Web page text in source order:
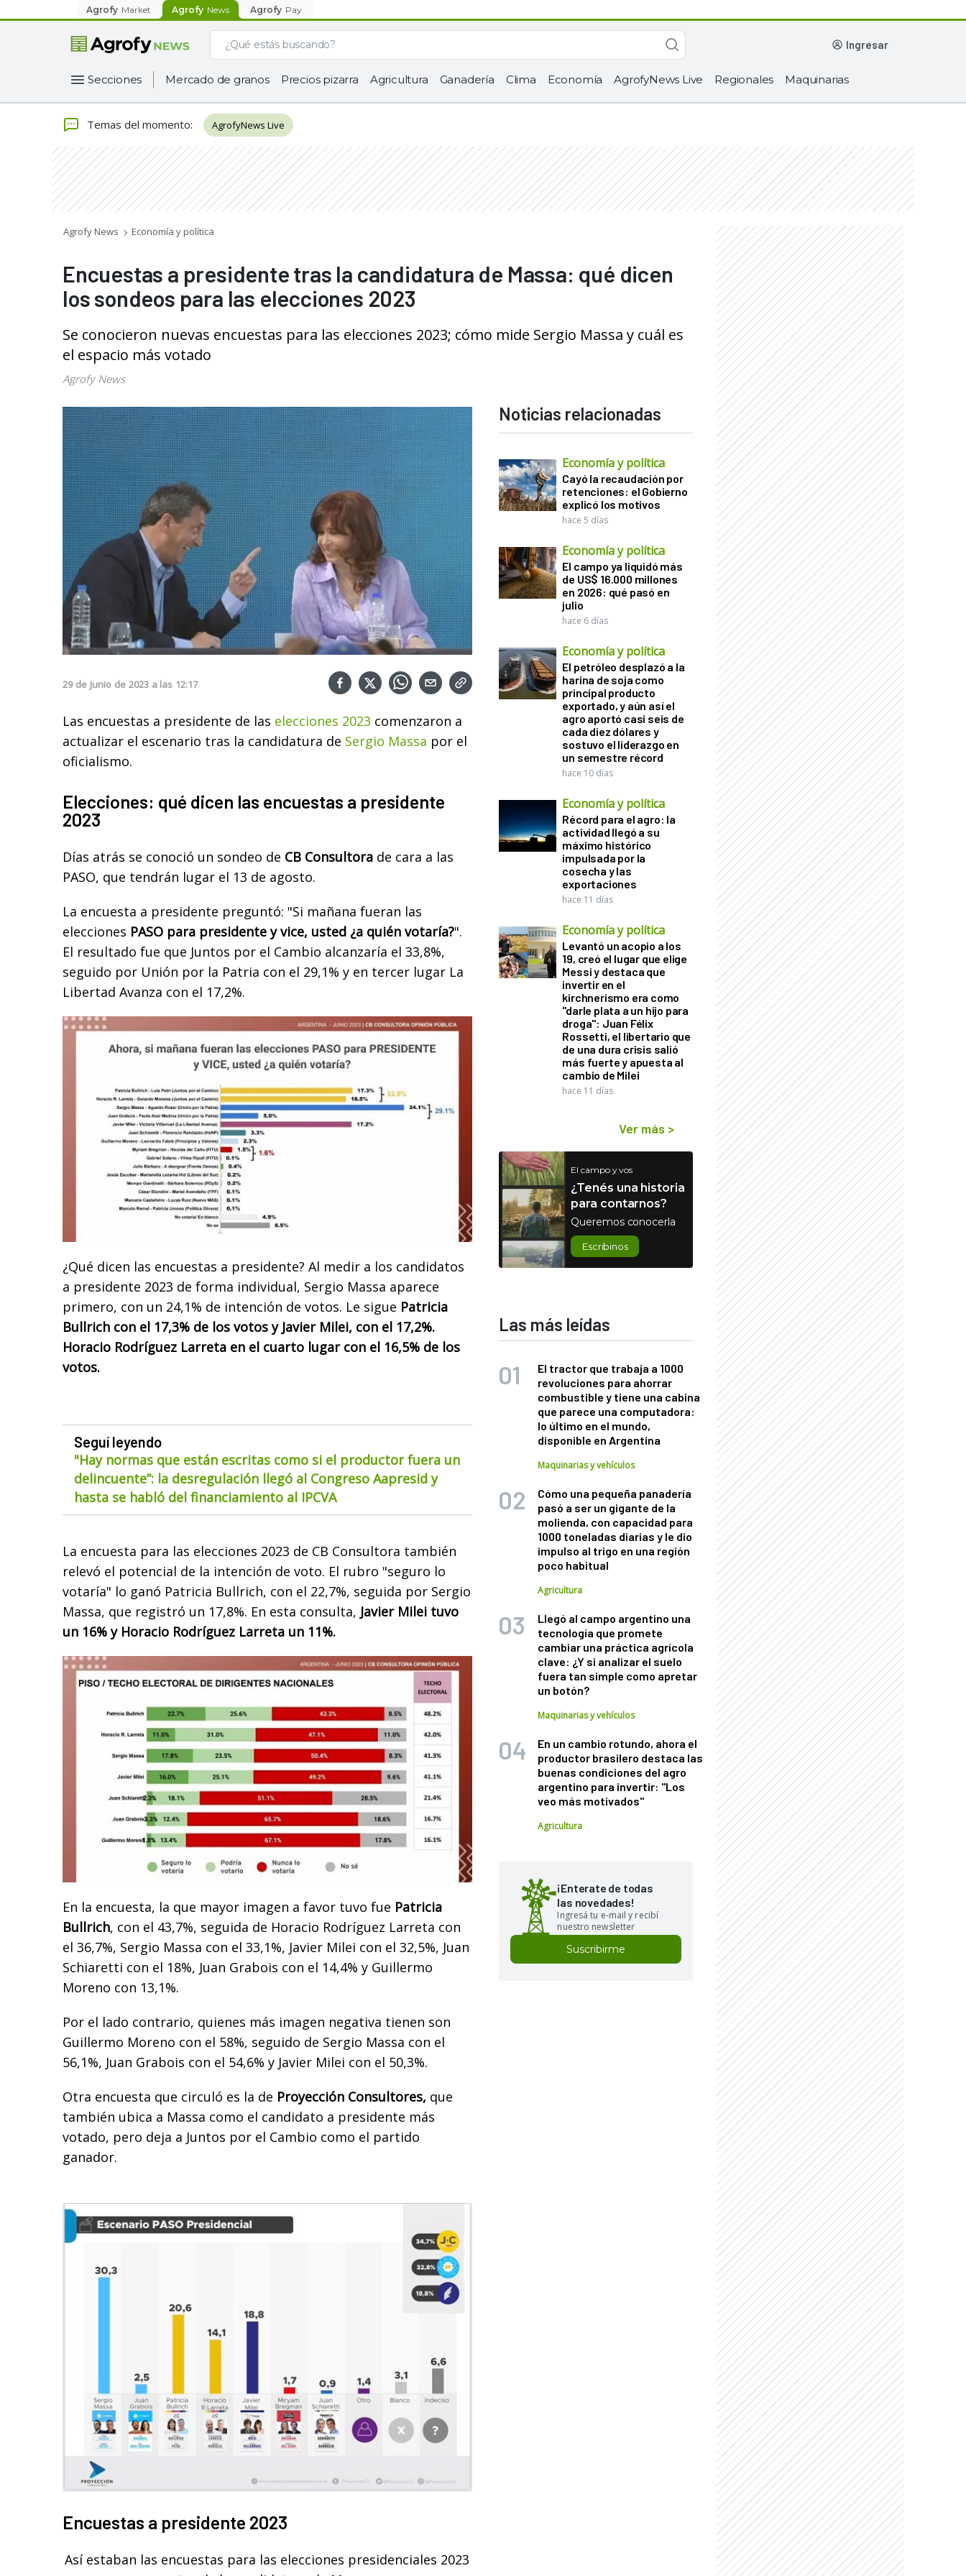
Agrofy Market Agrofy News Agrofy Pay
ingresar
Secciones Mercado de granos Precios pizarra Agricultura Ganadería Clima Economía AgrofyNews Live Regionales Maquinarias
Temas del momento: AgrofyNews Live
Agrofy News Economía y política
Encuestas a presidente tras la candidatura de Massa: qué dicen
los sondeos para las elecciones 2023
Se conocieron nuevas encuestas para las elecciones 2023; cómo mide Sergio Massa y cuál es
el espacio más votado
Agrofy News
29 de Junio de 2023 a las 12:17
Las encuestas a presidente de las elecciones 2023 comenzaron a
actualizar el escenario tras la candidatura de Sergio Massa por el
oficialismo.
Elecciones: qué dicen las encuestas a presidente
2023
Días atrás se conoció un sondeo de CB Consultora de cara a las
PASO, que tendrán lugar el 13 de agosto.
La encuesta a presidente preguntó: "Si mañana fueran las
elecciones PASO para presidente y vice, usted ¿a quién votaría?".
El resultado fue que Juntos por el Cambio alcanzaría el 33,8%,
seguido por Unión por la Patria con el 29,1% y en tercer lugar La
Libertad Avanza con el 17,2%.
¿Qué dicen las encuestas a presidente? Al medir a los candidatos
a presidente 2023 de forma individual, Sergio Massa aparece
primero, con un 24,1% de intención de votos. Le sigue Patricia
Bullrich con el 17,3% de los votos y Javier Milei, con el 17,2%.
Horacio Rodríguez Larreta en el cuarto lugar con el 16,5% de los
votos.
Seguí leyendo
"Hay normas que están escritas como si el productor fuera un
delincuente”: la desregulación llegó al Congreso Aapresid y
hasta se habló del financiamiento al IPCVA
La encuesta para las elecciones 2023 de CB Consultora también
relevó el potencial de la intención de voto. El rubro "seguro lo
votaría" lo ganó Patricia Bullrich, con el 22,7%, seguida por Sergio
Massa, que registró un 17,8%. En esta consulta, Javier Milei tuvo
un 16% y Horacio Rodríguez Larreta un 11%.
En la encuesta, la que mayor imagen a favor tuvo fue Patricia
Bullrich, con el 43,7%, seguida de Horacio Rodríguez Larreta con
el 36,7%, Sergio Massa con el 33,1%, Javier Milei con el 32,5%, Juan
Schiaretti con el 18%, Juan Grabois con el 14,4% y Guillermo
Moreno con 13,1%.
Por el lado contrario, quienes más imagen negativa tienen son
Guillermo Moreno con el 58%, seguido de Sergio Massa con el
56,1%, Juan Grabois con el 54,6% y Javier Milei con el 50,3%.
Otra encuesta que circuló es la de Proyección Consultores, que
también ubica a Massa como el candidato a presidente más
votado, pero deja a Juntos por el Cambio como el partido
ganador.
Encuestas a presidente 2023
Así estaban las encuestas para las elecciones presidenciales 2023
Noticias relacionadas
Economía y política
Cayó la recaudación por
retenciones: el Gobierno
explicó los motivos
hace 5 días
Economía y política
El campo ya liquidó más
de US$ 16.000 millones
en 2026: qué pasó en
julio
hace 6 días
Economía y política
El petróleo desplazó a la
harina de soja como
principal producto
exportado, y aún así el
agro aportó casi seis de
cada diez dólares y
sostuvo el liderazgo en
un semestre récord
hace 10 días
Economía y política
Récord para el agro: la
actividad llegó a su
máximo histórico
impulsada por la
cosecha y las
exportaciones
hace 11 días
Economía y política
Levantó un acopio a los
19, creó el lugar que elige
Messi y destaca que
invertir en el
kirchnerismo era como
"darle plata a un hijo para
droga": Juan Félix
Rossetti, el libertario que
de una dura crisis salió
más fuerte y apuesta al
cambio de Milei
hace 11 días
Ver más >
El campo y vos
¿Tenés una historia
para contarnos?
Queremos conocerla
Escribinos
Las más leídas
El tractor que trabaja a 1000
revoluciones para ahorrar
combustible y tiene una cabina
que parece una computadora:
lo último en el mundo,
disponible en Argentina
Maquinarias y vehículos
Cómo una pequeña panadería
pasó a ser un gigante de la
molienda, con capacidad para
1000 toneladas diarias y le dio
impulso al trigo en una región
poco habitual
Agricultura
Llegó al campo argentino una
tecnología que promete
cambiar una práctica agrícola
clave: ¿Y si analizar el suelo
fuera tan simple como apretar
un botón?
Maquinarias y vehículos
En un cambio rotundo, ahora el
productor brasilero destaca las
buenas condiciones del agro
argentino para invertir: "Los
veo más motivados"
Agricultura
¡Enterate de todas
las novedades!
Ingresá tu e-mail y recibí
nuestro newsletter
Suscribirme